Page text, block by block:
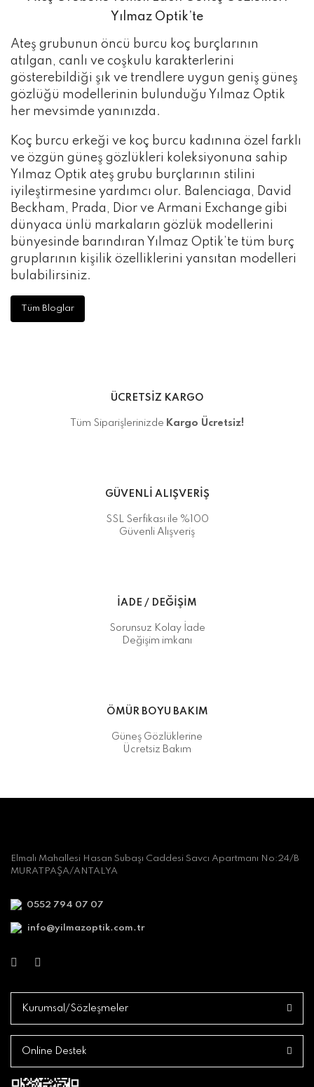
Yılmaz Optik’te
Ateş grubunun öncü burcu koç burçlarının
atılgan, canlı ve coşkulu karakterlerini
gösterebildiği şık ve trendlere uygun geniş güneş
gözlüğü modellerinin bulunduğu Yılmaz Optik
her mevsimde yanınızda.
Koç burcu erkeği ve koç burcu kadınına özel farklı
ve özgün güneş gözlükleri koleksiyonuna sahip
Yılmaz Optik ateş grubu burçlarının stilini
iyileştirmesine yardımcı olur. Balenciaga, David
Beckham, Prada, Dior ve Armani Exchange gibi
dünyaca ünlü markaların gözlük modellerini
bünyesinde barındıran Yılmaz Optik’te tüm burç
gruplarının kişilik özelliklerini yansıtan modelleri
bulabilirsiniz.
Tüm Bloglar
ÜCRETSİZ KARGO
Tüm Siparişlerinizde Kargo Ücretsiz!
GÜVENLİ ALIŞVERİŞ
SSL Serfikası ile %100
Güvenli Alışveriş
İADE / DEĞİŞİM
Sorunsuz Kolay İade
Değişim imkanı
ÖMÜR BOYU BAKIM
Güneş Gözlüklerine
Ücretsiz Bakım
Elmalı Mahallesi Hasan Subaşı Caddesi Savcı Apartmanı No:24/B
MURATPAŞA/ANTALYA
0552 794 07 07
info@yilmazoptik.com.tr
Kurumsal/Sözleşmeler
Online Destek